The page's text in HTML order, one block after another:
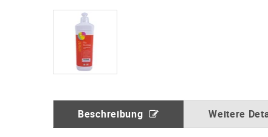
Beschreibung Weitere